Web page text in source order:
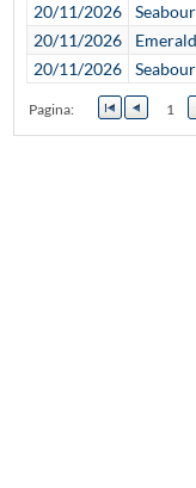
20/11/2026
20/11/2026
20/11/2026
Pagina: 1